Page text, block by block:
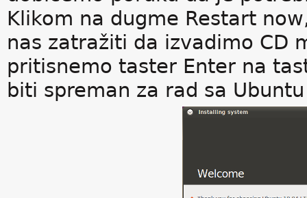
Klikom na dugme Restart
nas zatražiti da izvadimo CD
pritisnemo taster Enter na
biti spreman za rad sa